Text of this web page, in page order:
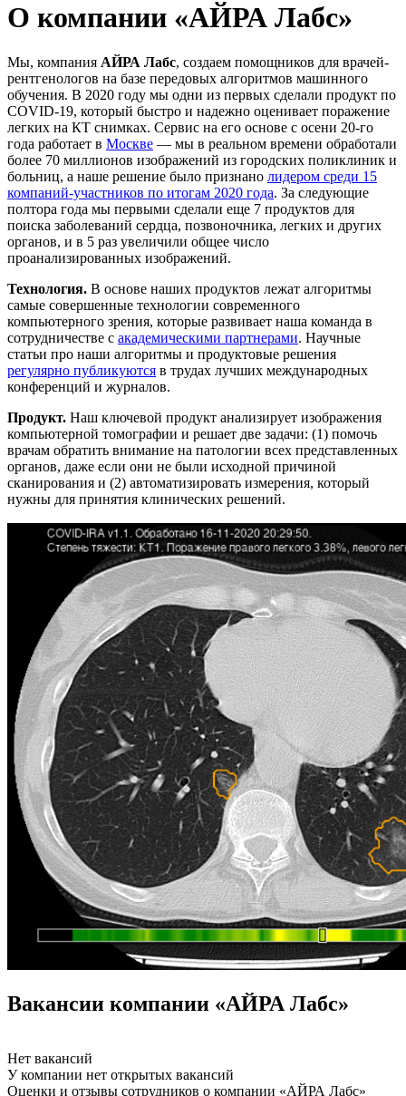
О компании «АЙРА Лабс»
Мы, компания АЙРА Лабс, создаем помощников для врачей-
рентгенологов на базе передовых алгоритмов машинного
обучения. В 2020 году мы одни из первых сделали продукт по
COVID-19, который быстро и надежно оценивает поражение
легких на КТ снимках. Сервис на его основе с осени 20-го
года работает в Москве — мы в реальном времени обработали
более 70 миллионов изображений из городских поликлиник и
больниц, а наше решение было признано лидером среди 15
компаний-участников по итогам 2020 года. За следующие
полтора года мы первыми сделали еще 7 продуктов для
поиска заболеваний сердца, позвоночника, легких и других
органов, и в 5 раз увеличили общее число
проанализированных изображений.
Технология. В основе наших продуктов лежат алгоритмы
самые совершенные технологии современного
компьютерного зрения, которые развивает наша команда в
сотрудничестве с академическими партнерами. Научные
статьи про наши алгоритмы и продуктовые решения
регулярно публикуются в трудах лучших международных
конференций и журналов.
Продукт. Наш ключевой продукт анализирует изображения
компьютерной томографии и решает две задачи: (1) помочь
врачам обратить внимание на патологии всех представленных
органов, даже если они не были исходной причиной
сканирования и (2) автоматизировать измерения, который
нужны для принятия клинических решений.
Вакансии компании «АЙРА Лабс»
Нет вакансий
У компании нет открытых вакансий
Оценки и отзывы сотрудников о компании «АЙРА Лабс»